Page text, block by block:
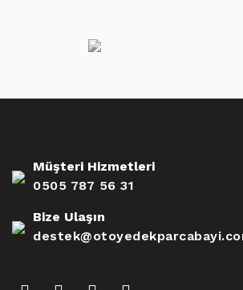
Müşteri Hizmetleri
0505 787 56 31
Bize Ulaşın